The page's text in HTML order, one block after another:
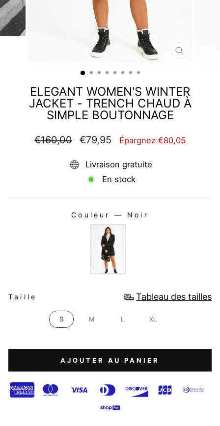
FERMER
ELEGANT WOMEN'S WINTER
JACKET - TRENCH CHAUD À
SIMPLE BOUTONNAGE
Prix
régulier
€160,00
Prix
réduit
€79,95 Épargnez €80,05
Livraison gratuite
En stock
Couleur — Noir
Taille Tableau des tailles
S M L XL
AJOUTER AU PANIER